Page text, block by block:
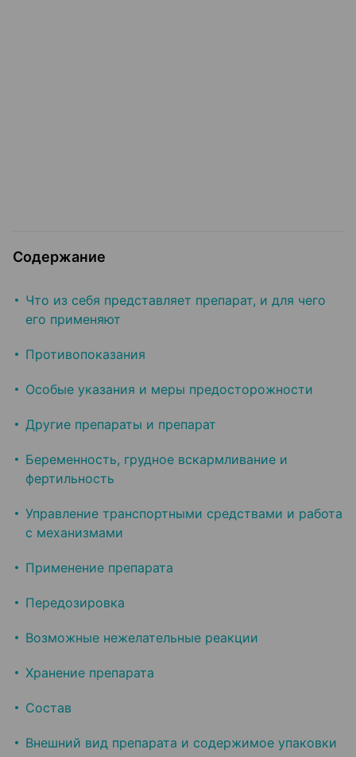
Содержание
Что из себя представляет препарат, и для чего
его применяют
Противопоказания
Особые указания и меры предосторожности
Другие препараты и препарат
Беременность, грудное вскармливание и
фертильность
Управление транспортными средствами и работа
с механизмами
Применение препарата
Передозировка
Возможные нежелательные реакции
Хранение препарата
Состав
Внешний вид препарата и содержимое упаковки